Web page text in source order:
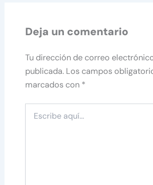
Deja un comentario
Tu dirección de correo
publicada. Los campos
marcados con *
aquí...